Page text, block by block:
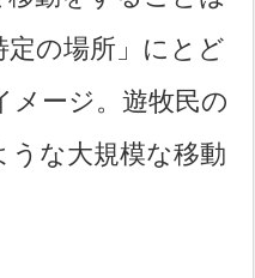
の場所」にとど
メージ。遊牧民の
うな大規模な移動